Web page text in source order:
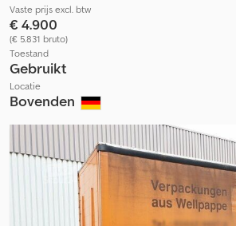
Vaste prijs excl. btw
€ 4.900
(€ 5.831 bruto)
Toestand
Gebruikt
Locatie
Bovenden